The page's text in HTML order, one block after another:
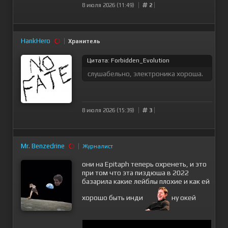
8 июля 2026 (11:49) 2
HankHero Хранитель
Цитата: Forbidden_Evolution
слушабельно, электроника хороша.
8 июля 2026 (15:39) 3
Mr. Benzedrine Журналист
они на Epitaph теперь охренеть, и это
при том что эта пиздюша в 2022
базарила какие лейблы плохие и как ей
хорошо быть инди ну окей